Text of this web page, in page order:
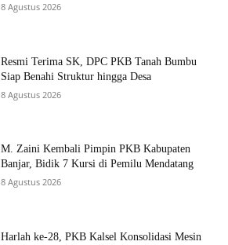
8 Agustus 2026
Resmi Terima SK, DPC PKB Tanah Bumbu
Siap Benahi Struktur hingga Desa
8 Agustus 2026
M. Zaini Kembali Pimpin PKB Kabupaten
Banjar, Bidik 7 Kursi di Pemilu Mendatang
8 Agustus 2026
Harlah ke-28, PKB Kalsel Konsolidasi Mesin